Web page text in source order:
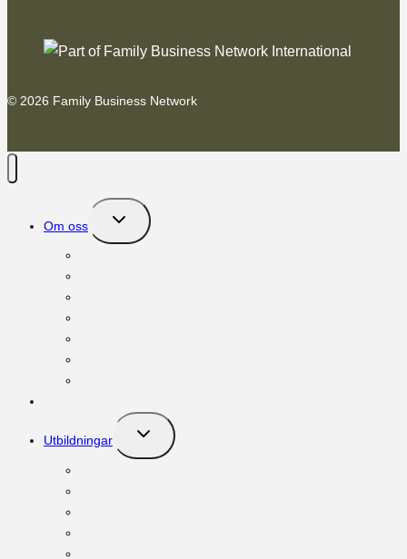
© 2026 Family Business Network
Om oss
Toggle
menu
Utbildningar
Toggle
menu